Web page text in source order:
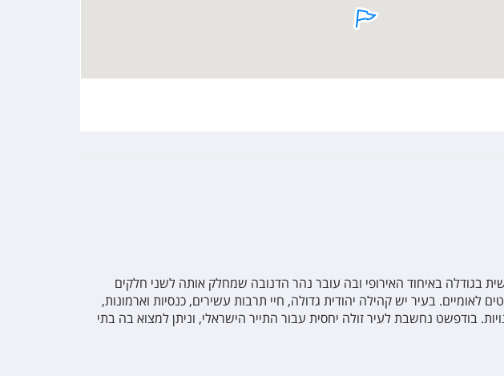
בגודלה באיחוד האירופי ובה עובר נהר הדנובה שמחלק אותה לשני חלקים
לאומיים. בעיר יש קהילה יהודית גדולה, חיי תרבות עשירים, כנסיות וארמונות,
בודפשט נחשבת לעיר זולה יחסית עבור התייר הישראלי, וניתן למצוא בה בתי